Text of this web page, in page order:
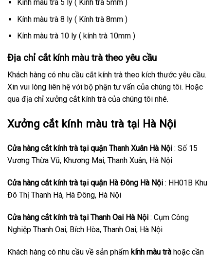
Kính màu trà 5 ly ( Kính trà 5mm )
Kính màu trà 8 ly ( Kính trà 8mm )
Kính màu trà 10 ly ( kính trà 10mm )
Địa chỉ cắt kính màu trà theo yêu cầu
Khách hàng có nhu cầu cắt kính trà theo kích thước yêu cầu.
Xin vui lòng liên hệ với bộ phận tư vấn của chúng tôi. Hoặc
qua địa chỉ xưởng cắt kính trà của chúng tôi nhé.
Xưởng cắt kính màu trà tại Hà Nội
Cửa hàng cắt kính trà tại quận Thanh Xuân Hà Nội : Số 15
Vương Thừa Vũ, Khương Mai, Thanh Xuân, Hà Nội
Cửa hàng cắt kính trà tại quận Hà Đông Hà Nội : HH01B Khu
Đô Thị Thanh Hà, Hà Đông, Hà Nội
Cửa hàng cắt kính trà tại Thanh Oai Hà Nội : Cụm Công
Nghiệp Thanh Oai, Bích Hòa, Thanh Oai, Hà Nội
Khách hàng có nhu cầu về sản phẩm kính màu trà hoặc cần